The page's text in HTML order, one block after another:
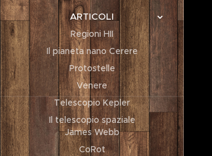
ARTICOLI
Regioni HII
Il pianeta nano Cerere
Protostelle
Venere
Telescopio Kepler
Il telescopio spaziale
James Webb
CoRot